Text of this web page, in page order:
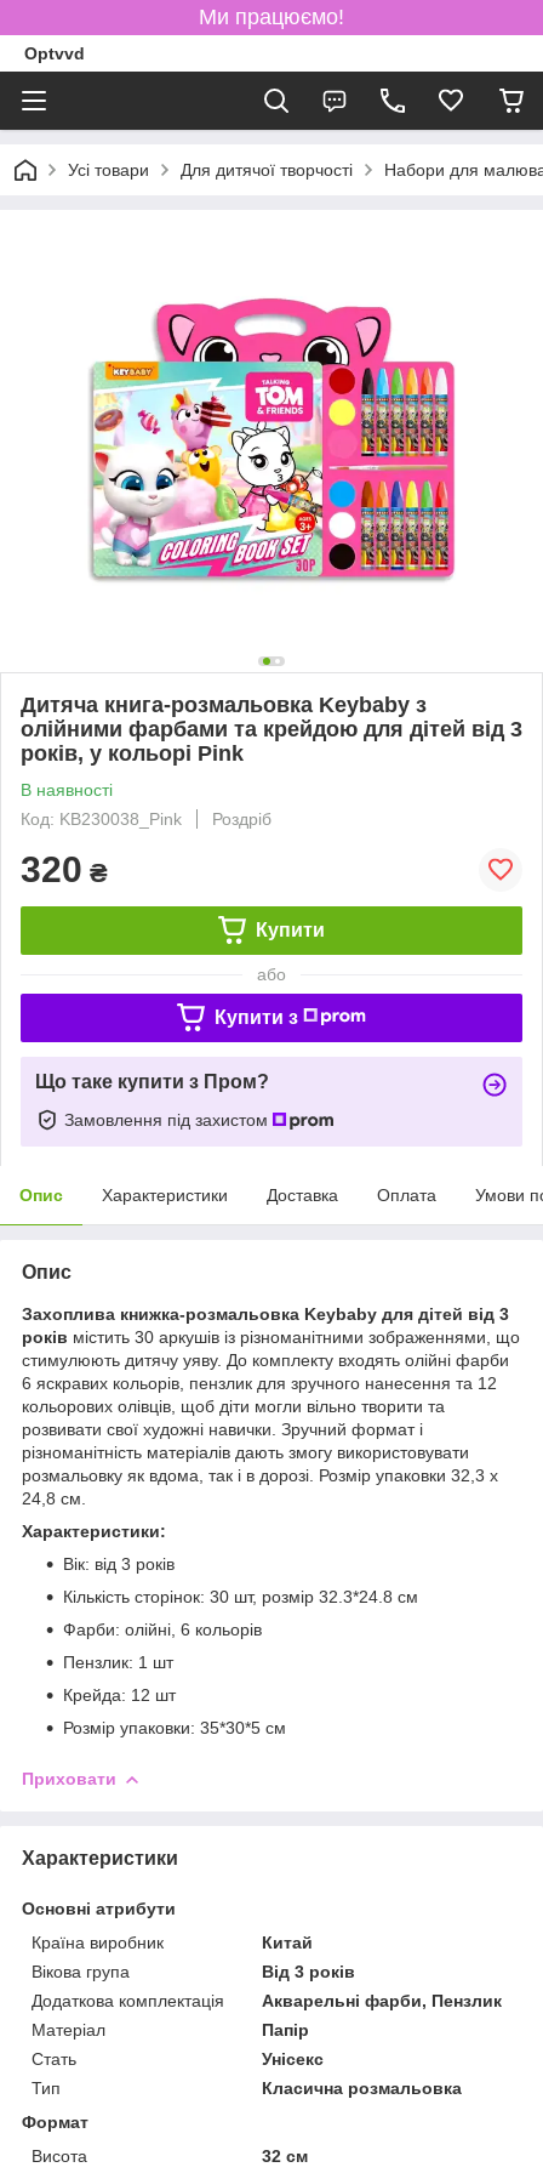
Ми працюємо!
Optvvd
Усі товари Для дитячої творчості Набори для
Дитяча книга-розмальовка Keybaby з
олійними фарбами та крейдою для дітей від 3
років, у кольорі Pink
В наявності
Код: KB230038_Pink
Роздріб
320 ₴
Купити
або
Купити з
Що таке купити з Пром?
Замовлення під захистом
Опис Характеристики Доставка Оплата Умови
Опис
Захоплива книжка-розмальовка Keybaby для дітей від 3
років містить 30 аркушів із різноманітними зображеннями, що
стимулюють дитячу уяву. До комплекту входять олійні фарби
6 яскравих кольорів, пензлик для зручного нанесення та 12
кольорових олівців, щоб діти могли вільно творити та
розвивати свої художні навички. Зручний формат і
різноманітність матеріалів дають змогу використовувати
розмальовку як вдома, так і в дорозі. Розмір упаковки 32,3 x
24,8 см.
Характеристики:
Вік: від 3 років
Кількість сторінок: 30 шт, розмір 32.3*24.8 см
Фарби: олійні, 6 кольорів
Пензлик: 1 шт
Крейда: 12 шт
Розмір упаковки: 35*30*5 см
Приховати
Характеристики
Основні атрибути
Країна виробник
Китай
Вікова група
Від 3 років
Додаткова комплектація
Акварельні фарби, Пензлик
Матеріал
Папір
Стать
Унісекс
Тип
Класична розмальовка
Формат
Висота
32 см